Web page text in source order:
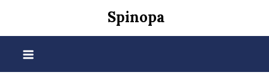
content
Spinopa